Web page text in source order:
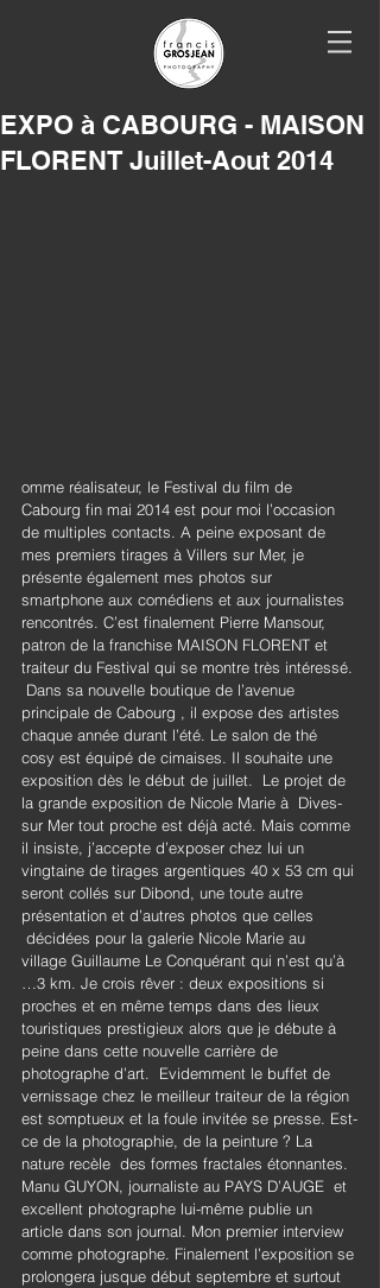
EXPO à CABOURG - MAISON
FLORENT Juillet-Aout 2014
omme réalisateur, le Festival du film de
Cabourg fin mai 2014 est pour moi l’occasion
de multiples contacts. A peine exposant de
mes premiers tirages à Villers sur Mer, je
présente également mes photos sur
smartphone aux comédiens et aux journalistes
rencontrés. C’est finalement Pierre Mansour,
patron de la franchise MAISON FLORENT et
traiteur du Festival qui se montre très intéressé.
Dans sa nouvelle boutique de l’avenue
principale de Cabourg , il expose des artistes
chaque année durant l’été. Le salon de thé
cosy est équipé de cimaises. Il souhaite une
exposition dès le début de juillet.  Le projet de
la grande exposition de Nicole Marie à  Dives-
sur Mer tout proche est déjà acté. Mais comme
il insiste, j’accepte d’exposer chez lui un
vingtaine de tirages argentiques 40 x 53 cm qui
seront collés sur Dibond, une toute autre
présentation et d’autres photos que celles
décidées pour la galerie Nicole Marie au
village Guillaume Le Conquérant qui n’est qu’à
…3 km. Je crois rêver : deux expositions si
proches et en même temps dans des lieux
touristiques prestigieux alors que je débute à
peine dans cette nouvelle carrière de
photographe d’art.  Evidemment le buffet de
vernissage chez le meilleur traiteur de la région
est somptueux et la foule invitée se presse. Est-
ce de la photographie, de la peinture ? La
nature recèle  des formes fractales étonnantes.
Manu GUYON, journaliste au PAYS D’AUGE  et
excellent photographe lui-même publie un
article dans son journal. Mon premier interview
comme photographe. Finalement l’exposition se
prolongera jusque début septembre et surtout